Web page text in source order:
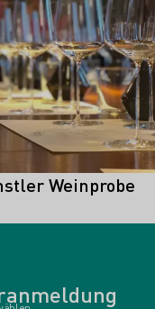
Weinprobe